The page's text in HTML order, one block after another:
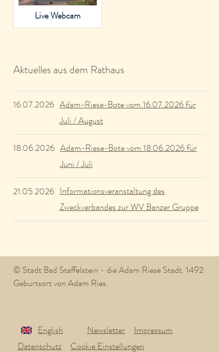
Live Webcam
Aktuelles aus dem Rathaus
16.07.2026 Adam-Riese-Bote vom 16.07.2026 für
Juli / August
18.06.2026 Adam-Riese-Bote vom 18.06.2026 für
Juni / Juli
21.05.2026 Informationsveranstaltung des
Zweckverbandes zur WV Banzer Gruppe
© Stadt Bad Staffelstein - die Adam Riese Stadt. 1492
Geburtsort von Adam Ries.
English Newsletter
Impressum
Datenschutz
Cookie Einstellungen